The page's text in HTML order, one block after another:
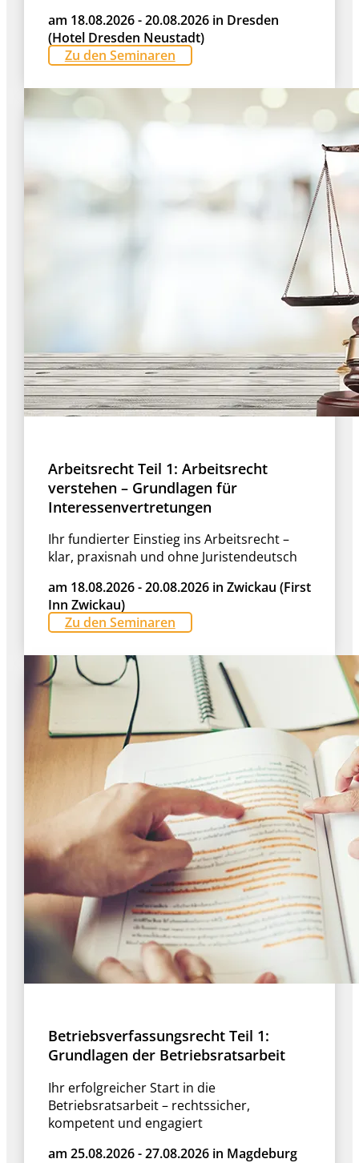
am 18.08.2026 - 20.08.2026 in Dresden
(Hotel Dresden Neustadt)
Zu den Seminaren
Arbeitsrecht Teil 1: Arbeitsrecht
verstehen – Grundlagen für
Interessenvertretungen
Ihr fundierter Einstieg ins Arbeitsrecht –
klar, praxisnah und ohne Juristendeutsch
am 18.08.2026 - 20.08.2026 in Zwickau (First
Inn Zwickau)
Zu den Seminaren
Betriebsverfassungsrecht Teil 1:
Grundlagen der Betriebsratsarbeit
Ihr erfolgreicher Start in die
Betriebsratsarbeit – rechtssicher,
kompetent und engagiert
am 25.08.2026 - 27.08.2026 in Magdeburg